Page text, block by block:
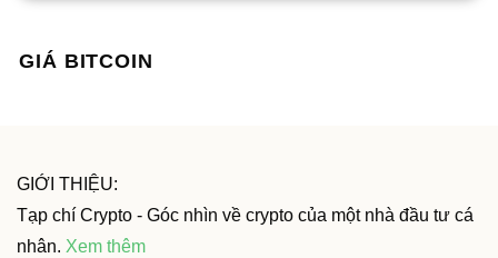
GIÁ BITCOIN
GIỚI THIỆU:
Tạp chí Crypto - Góc nhìn về crypto của một nhà đầu tư cá
nhân. Xem thêm